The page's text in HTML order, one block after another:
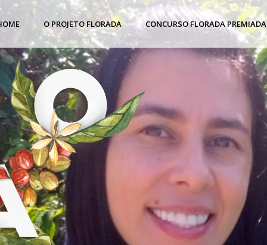
O PROJETO FLORADA CONCURSO FLORADA PREMIADA